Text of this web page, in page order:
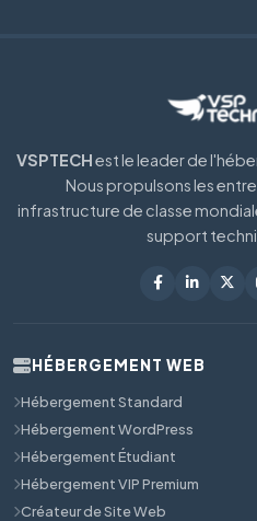
VSPTECHest le leader de
Nous propulsons les
infrastructure de classe
support
HÉBERGEMENT WEB
Hébergement Standard
Hébergement WordPress
Hébergement Étudiant
Hébergement VIP Premium
Créateur de Site Web